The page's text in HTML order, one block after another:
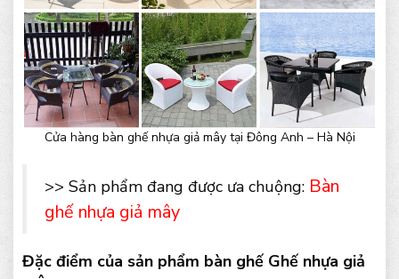
Cửa hàng bàn ghế nhựa giả mây tại Đông Anh – Hà Nội
>> Sản phẩm đang được ưa chuộng: Bàn
ghế nhựa giả mây
Đặc điểm của sản phẩm bàn ghế Ghế nhựa giả